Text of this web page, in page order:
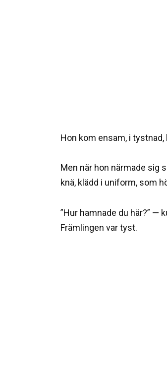
Hon kom ensam, i
Men när hon närmade sig
knä, klädd i uniform, som
”Hur hamnade du här?” —
Främlingen var tyst.